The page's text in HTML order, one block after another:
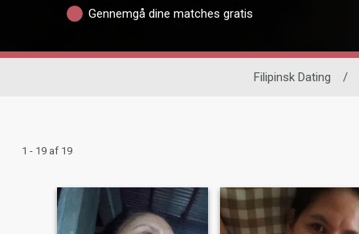
Gennemgå dine matches gratis
Filipinsk Dating /
1 - 19 af 19